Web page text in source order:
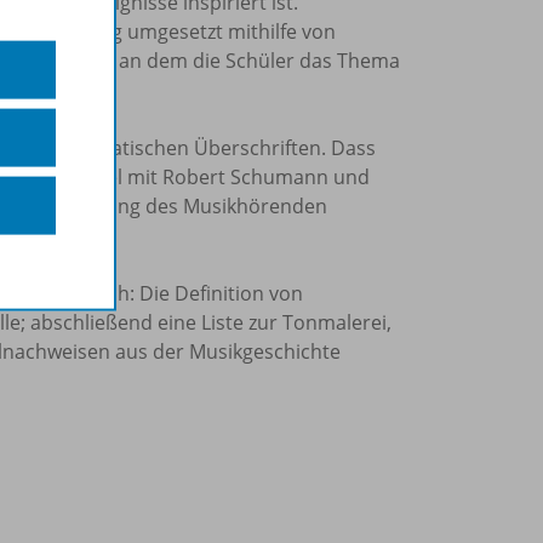
häufig umgesetzt mithilfe von
der Ort, an dem die Schüler das Thema
programmatischen Überschriften. Dass
Rollenspiel mit Robert Schumann und
Gängelung des Musikhörenden
Gebrauch: Die Definition von
abschließend eine Liste zur Tonmalerei,
aus der Musikgeschichte